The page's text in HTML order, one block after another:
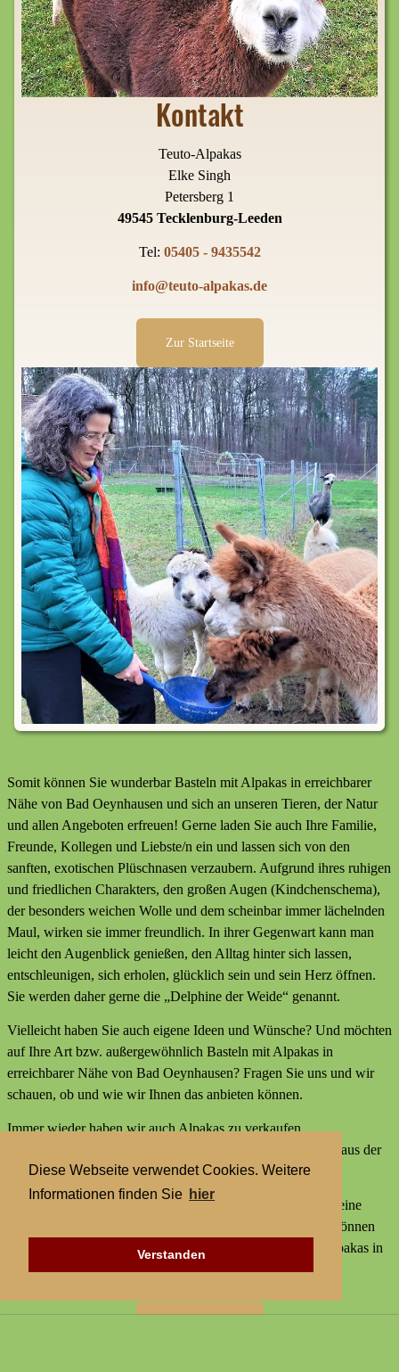
Diese Webseite verwendet Cookies. Weitere
Informationen finden Sie hier
Verstanden
Kontakt
Teuto-Alpakas
Elke Singh
Petersberg 1
49545 Tecklenburg-Leeden
Tel: 05405 - 9435542
info@teuto-alpakas.de
Zur Startseite
Somit können Sie wunderbar Basteln mit Alpakas in erreichbarer
Nähe von Bad Oeynhausen und sich an unseren Tieren, der Natur
und allen Angeboten erfreuen! Gerne laden Sie auch Ihre Familie,
Freunde, Kollegen und Liebste/n ein und lassen sich von den
sanften, exotischen Plüschnasen verzaubern. Aufgrund ihres ruhigen
und friedlichen Charakters, den großen Augen (Kindchenschema),
der besonders weichen Wolle und dem scheinbar immer lächelnden
Maul, wirken sie immer freundlich. In ihrer Gegenwart kann man
leicht den Augenblick genießen, den Alltag hinter sich lassen,
entschleunigen, sich erholen, glücklich sein und sein Herz öffnen.
Sie werden daher gerne die „Delphine der Weide“ genannt.
Vielleicht haben Sie auch eigene Ideen und Wünsche? Und möchten
auf Ihre Art bzw. außergewöhnlich Basteln mit Alpakas in
erreichbarer Nähe von Bad Oeynhausen? Fragen Sie uns und wir
schauen, ob und wie wir Ihnen das anbieten können.
Immer wieder haben wir auch Alpakas zu verkaufen,
Alpakaprodukte, z.B. Alpakaseife oder Alpaka-Bettdecken aus der
Wolle unserer Tiere und außerdem kleine Geschenke.
Wir bieten keine externen Aktivitäten mit Alpakas an und keine
Alpaka-Wanderungen. Aber statt einer Alpakawanderung können
Sie bei uns Alpakas Mal anders erleben und Basteln mit Alpakas in
erreichbarer Nähe von Bad Oeynhausen.